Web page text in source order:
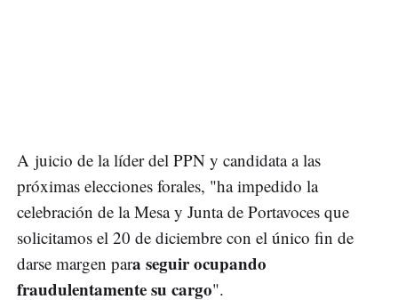
A juicio de la líder del PPN y candidata a las
próximas elecciones forales, "ha impedido la
celebración de la Mesa y Junta de Portavoces que
solicitamos el 20 de diciembre con el único fin de
darse margen para seguir ocupando
fraudulentamente su cargo".